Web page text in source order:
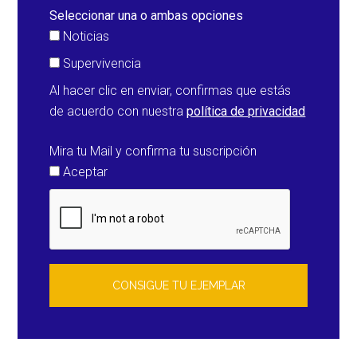
Seleccionar una o ambas opciones
Noticias
Supervivencia
Al hacer clic en enviar, confirmas que estás
de acuerdo con nuestrapolítica de privacidad
Mira tu Mail y confirma tu suscripción
Aceptar